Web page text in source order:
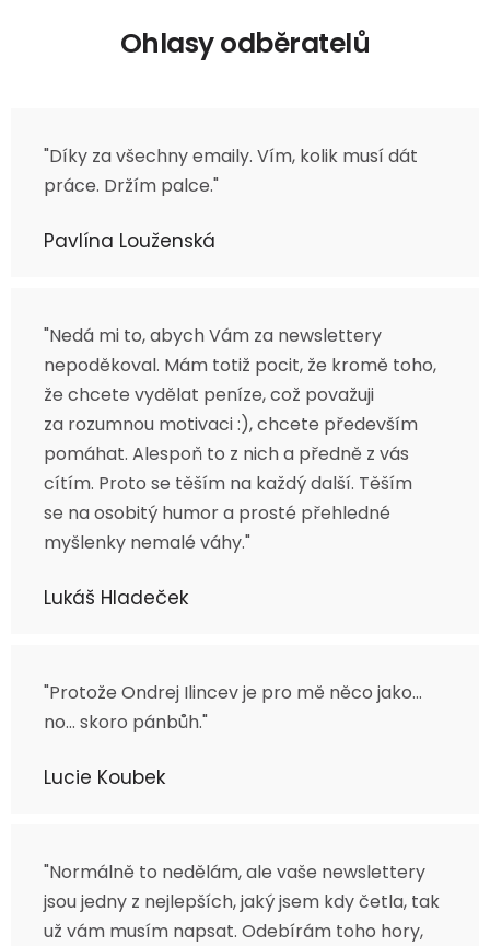
Ohlasy odběratelů
"Díky za všechny emaily. Vím, kolik musí dát
práce. Držím palce."
Pavlína Louženská
"Nedá mi to, abych Vám za newslettery
nepoděkoval. Mám totiž pocit, že kromě toho,
že chcete vydělat peníze, což považuji
za rozumnou motivaci :), chcete především
pomáhat. Alespoň to z nich a předně z vás
cítím. Proto se těším na každý další. Těším
se na osobitý humor a prosté přehledné
myšlenky nemalé váhy."
Lukáš Hladeček
"Protože Ondrej Ilincev je pro mě něco jako...
no... skoro pánbůh."
Lucie Koubek
"Normálně to nedělám, ale vaše newslettery
jsou jedny z nejlepších, jaký jsem kdy četla, tak
už vám musím napsat. Odebírám toho hory,